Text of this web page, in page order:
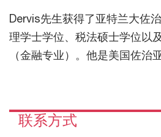
Dervis先生获得了亚特兰大佐
理学士学位、税法硕士学位以
（金融专业）。他是美国佐治
联系方式